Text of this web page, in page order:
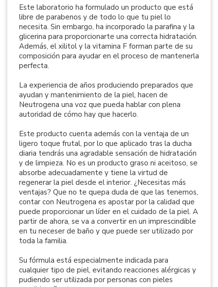
Este laboratorio ha formulado un producto que está
libre de parabenos y de todo lo que tu piel lo
necesita. Sin embargo, ha incorporado la parafina y la
glicerina para proporcionarte una correcta hidratación.
Además, el xilitol y la vitamina F forman parte de su
composición para ayudar en el proceso de mantenerla
perfecta.
La experiencia de años produciendo preparados que
ayudan y mantenimiento de la piel, hacen de
Neutrogena una voz que pueda hablar con plena
autoridad de cómo hay que hacerlo.
Este producto cuenta además con la ventaja de un
ligero toque frutal, por lo que aplicado tras la ducha
diaria tendrás una agradable sensación de hidratación
y de limpieza. No es un producto graso ni aceitoso, se
absorbe adecuadamente y tiene la virtud de
regenerar la piel desde el interior. ¿Necesitas más
ventajas? Que no te quepa duda de que las tenemos,
contar con Neutrogena es apostar por la calidad que
puede proporcionar un líder en el cuidado de la piel. A
partir de ahora, se va a convertir en un imprescindible
en tu neceser de baño y que puede ser utilizado por
toda la familia.
Su fórmula está especialmente indicada para
cualquier tipo de piel, evitando reacciones alérgicas y
pudiendo ser utilizada por personas con pieles